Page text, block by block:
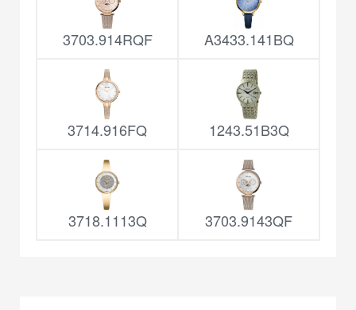
3703.914RQF A3433.141BQ
3714.916FQ 1243.51B3Q
3718.1113Q 3703.9143QF